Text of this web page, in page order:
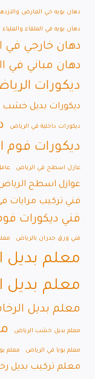
دهان بويه حي العارض
دهان بويه في الملقاء والعلياء
دهان خارجي في
دهان مباني في
ديكورات
ديكورات بديل خشب
ديكورات داخلية في الرياض
ديكورات فوم
عازل اسطح في الرياض
عوازل اسطح
فني تركيب مرايات
فني ديكورات
فني ورق جدران بالرياض
معلم بديل
معلم
معلم بديل
معلم بديل خشب الرياض
معلم بويا في الرياض معلم
معلم تركيب بديل